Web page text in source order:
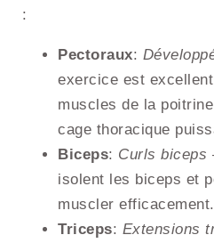
:
Pectoraux:
exercice est
muscles de la
cage thoracique
Biceps: Curls biceps
isolent les biceps et
muscler efficacement.
Triceps: Extensions